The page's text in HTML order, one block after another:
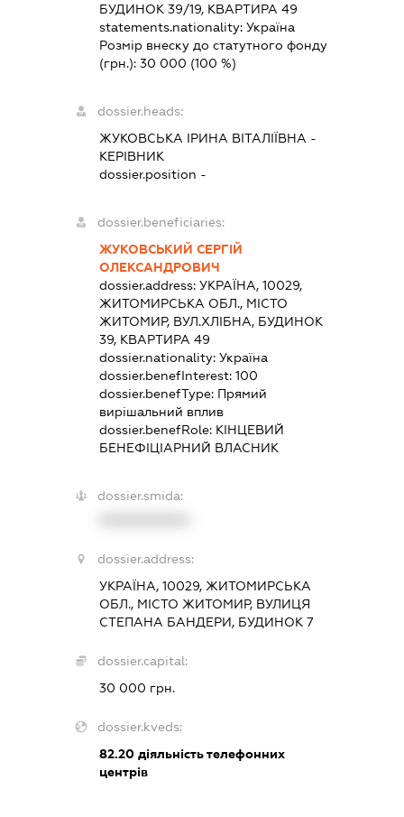
БУДИНОК 39/19, КВАРТИРА 49
statements.nationality: Україна
Розмір внеску до статутного фонду
(грн.): 30 000 (100 %)
dossier.heads:
ЖУКОВСЬКА ІРИНА ВІТАЛІЇВНА -
КЕРІВНИК
dossier.position -
dossier.beneficiaries:
ЖУКОВСЬКИЙ СЕРГІЙ
ОЛЕКСАНДРОВИЧ
dossier.address: УКРАЇНА, 10029,
ЖИТОМИРСЬКА ОБЛ., МІСТО
ЖИТОМИР, ВУЛ.ХЛІБНА, БУДИНОК
39, КВАРТИРА 49
dossier.nationality: Україна
dossier.benefInterest: 100
dossier.benefType: Прямий
вирішальний вплив
dossier.benefRole: КІНЦЕВИЙ
БЕНЕФІЦІАРНИЙ ВЛАСНИК
dossier.smida:
dossier.address:
УКРАЇНА, 10029, ЖИТОМИРСЬКА
ОБЛ., МІСТО ЖИТОМИР, ВУЛИЦЯ
СТЕПАНА БАНДЕРИ, БУДИНОК 7
dossier.capital:
30 000 грн.
dossier.kveds:
82.20діяльність телефонних
центрів